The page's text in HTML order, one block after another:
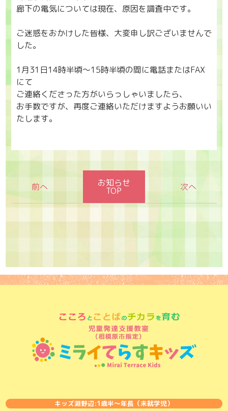
廊下の電気については現在、原因を調査中です。
ご迷惑をおかけした皆様、大変申し訳ございませんで
した。
1月31日14時半頃～15時半頃の間に電話またはFAX
にて
ご連絡くださった方がいらっしゃいましたら、
お手数ですが、再度ご連絡いただけますようお願いい
たします。
お知らせ
TOP
キッズ淵野辺:1歳半〜年長（未就学児）